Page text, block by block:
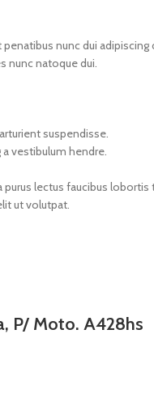
nunc dui
nunc natoque dui.
suspendisse.
vestibulum hendre.
lectus faucibus
ut volutpat.
P/ Moto. A428hs